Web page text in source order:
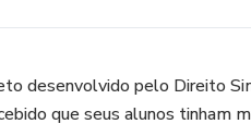
desenvolvido pelo Direito
que seus alunos tinham